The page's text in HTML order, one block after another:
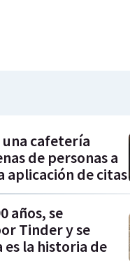
una cafetería
de personas a
aplicación de citas
años, se
Tinder y se
es la historia de